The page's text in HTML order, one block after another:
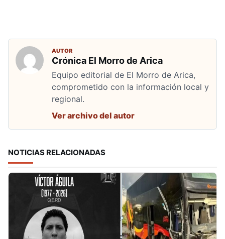
AUTOR
Crónica El Morro de Arica
Equipo editorial de El Morro de Arica,
comprometido con la información local y
regional.
Ver archivo del autor
NOTICIAS RELACIONADAS